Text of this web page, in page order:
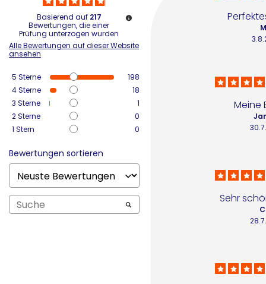
Basierend auf 217
Bewertungen, die einer
Prüfung unterzogen wurden
Alle Bewertungen auf dieser Website
ansehen
5 Sterne
198
4Sterne
18
3 Sterne
1
2Sterne
0
1 Stern 0
Bewertungen sortieren
Meine
Sehr